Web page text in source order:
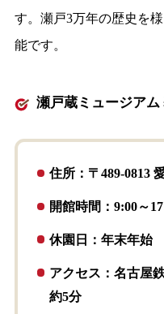
す。瀬戸3万年の歴史を
能です。
瀬戸蔵ミュージアム
住所：〒489-0813
開館時間：9:00～
休園日：年末年始
アクセス：名古屋
約5分